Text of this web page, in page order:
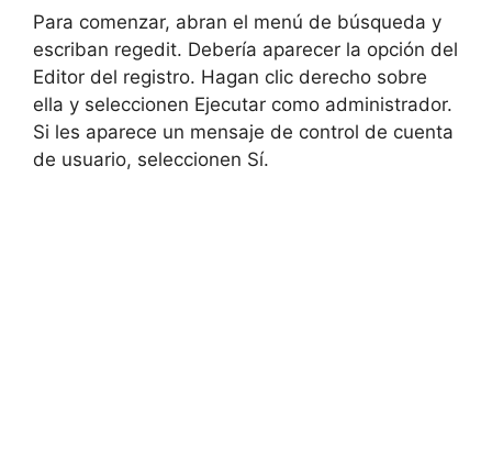
Para comenzar, abran el menú de búsqueda y
escriban regedit. Debería aparecer la opción del
Editor del registro. Hagan clic derecho sobre
ella y seleccionen Ejecutar como administrador.
Si les aparece un mensaje de control de cuenta
de usuario, seleccionen Sí.